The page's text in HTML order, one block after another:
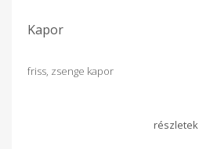
Kapor
friss, zsenge kapor